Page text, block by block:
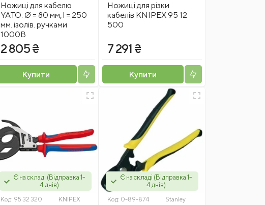
Ножиці для кабелю
YATO: Ø = 80 мм, l = 250
мм. ізолів. ручками
1000В
2 805 ₴
Купити
Ножиці для різки
кабелів KNIPEX 95 12
500
7 291 ₴
Купити
Є на складі (Відправка 1-
4 днів)
Код: 95 32 320 KNIPEX
Є на складі (Відправка 1-
4 днів)
Код: 0-89-874 Stanley